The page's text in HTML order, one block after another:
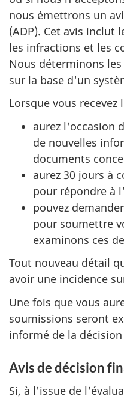
nous émettrons un
(ADP). Cet avis inclut
les infractions et les
Nous déterminons
sur la base d'un
Lorsque vous recevez
aurez l'occasion
de nouvelles
documents
aurez 30 jours à
pour répondre à
pouvez
pour soumettre
examinons ces
Tout nouveau détail
avoir une incidence
Une fois que vous
soumissions seront
informé de la
Avis de décision
Si, à l'issue de